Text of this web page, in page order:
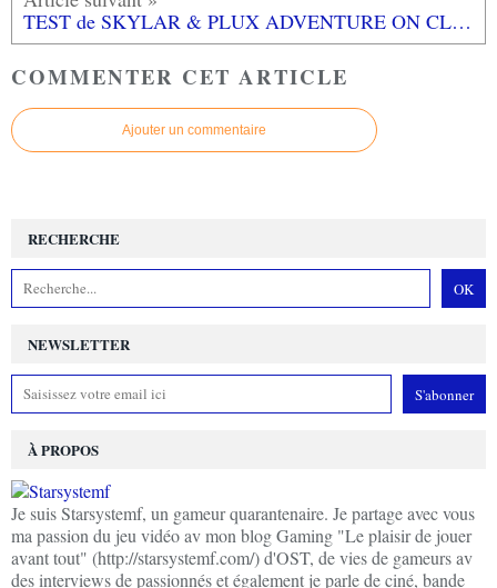
TEST de SKYLAR & PLUX ADVENTURE ON CLOVER ISLAND (sur PS4): une bien pâle copie...
COMMENTER CET ARTICLE
Ajouter un commentaire
NEWSLETTER
RECHERCHE
À PROPOS
Je suis Starsystemf, un gameur quarantenaire. Je partage avec vous
ma passion du jeu vidéo av mon blog Gaming "Le plaisir de jouer
avant tout" (http://starsystemf.com/) d'OST, de vies de gameurs av
des interviews de passionnés et également je parle de ciné, bande